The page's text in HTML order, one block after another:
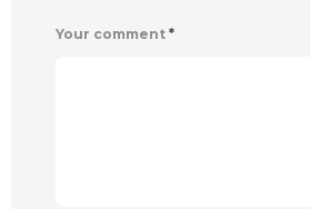
Your comment *